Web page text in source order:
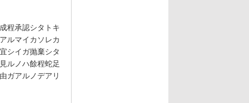
程承認シタトキ
ルマイカソレカ
シイガ抛棄シタ
ルノハ餘程蛇足
ガアルノデアリ